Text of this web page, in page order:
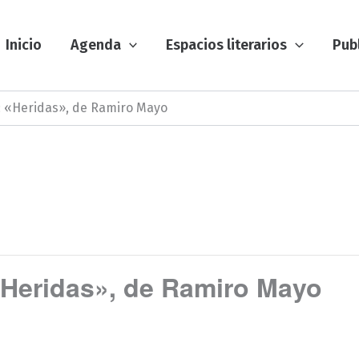
Inicio Agenda Espacios literarios
de Ramiro Mayo
de Ramiro Mayo